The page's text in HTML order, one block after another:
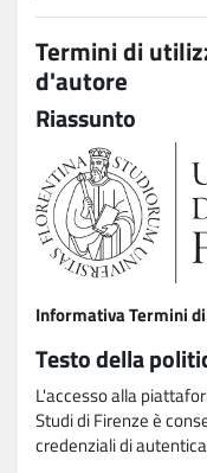
Termini di
d'autore
Riassunto
Informativa Termini
Testo della
L'accesso alla
Studi di Firenze è
credenziali di